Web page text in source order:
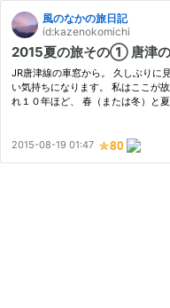
風のなかの旅日記
id:kazenokomichi
2015夏の旅その① 唐津の
JR唐津線の車窓から。 久しぶりに
い気持ちになります。 私はここが
れ１０年ほど、 春（または冬）と
下…
2015-08-19 01:47